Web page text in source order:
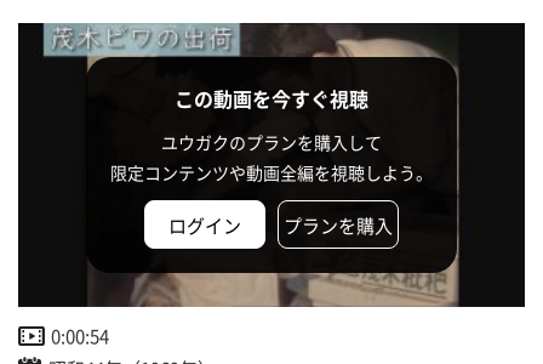
この動画を今すぐ視聴
ユウガクのプランを購入して
限定コンテンツや動画全編を視聴しよう。
ログイン プランを購入
0:00:54